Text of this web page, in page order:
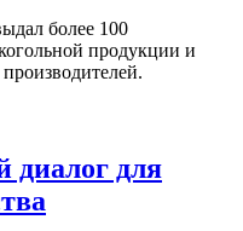
более 100
продукции и
диалог для